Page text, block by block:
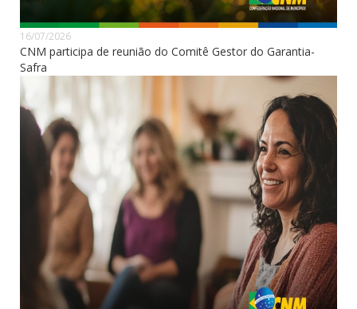
16/07/2026
CNM participa de reunião do Comitê Gestor do Garantia-
Safra